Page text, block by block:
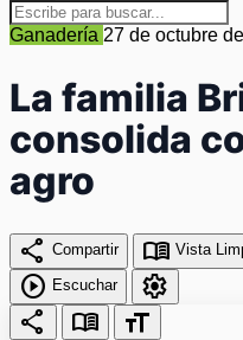
Ganadería 27 de octubre
La familia
consolida
agro
share Compartir menu_book Vista
play_circle Escuchar
settings
share
menu_book
format_size